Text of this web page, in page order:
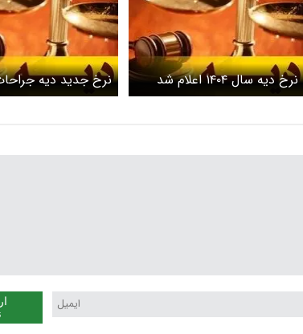
نرخ دیه سال ۱۴۰۴ اعلام شد
نرخ جدید دیه
صدمات بدنی اعلام